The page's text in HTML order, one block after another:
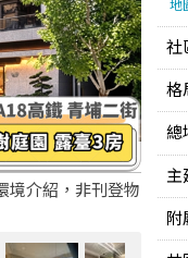
境介紹，非刊登物
地
社
格
總
主
附